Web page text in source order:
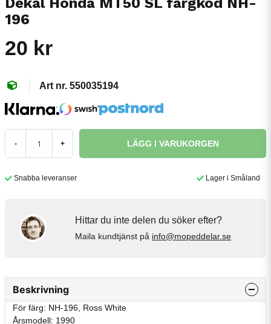
196
20 kr
550035194
- + LÄGG I VARUKORGEN
Snabba leveranser Lager i Småland
Hittar du inte delen du söker efter?
Maila kundtjänst på info@mopeddelar.se
Beskrivning
För färg: NH-196, Ross White
Årsmodell: 1990